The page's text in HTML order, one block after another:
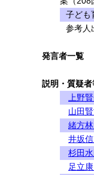
子ども
参考人
発言者一覧
説明・質疑者
上野
山田
緒方
井坂
杉田
足立